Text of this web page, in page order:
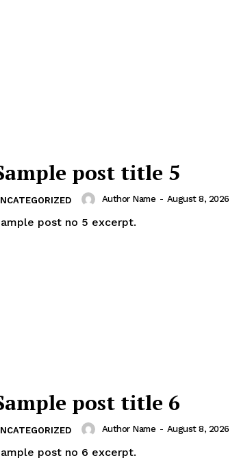
post title 5
Author Name - August 8, 2026
post no 5 excerpt.
post title 6
Author Name - August 8, 2026
post no 6 excerpt.